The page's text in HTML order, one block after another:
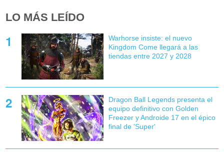
LO MÁS LEÍDO
Warhorse insiste: el nuevo
Kingdom Come llegará a las
tiendas entre 2027 y 2028
Dragon Ball Legends presenta el
equipo definitivo con Golden
Freezer y Androide 17 en el épico
final de 'Super'